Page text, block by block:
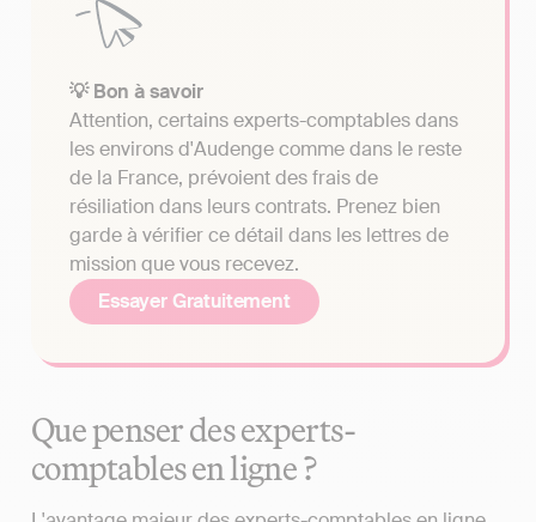
💡 Bon à savoir
Attention, certains experts-comptables dans
les environs d'Audenge comme dans le reste
de la France, prévoient des frais de
résiliation dans leurs contrats. Prenez bien
garde à vérifier ce détail dans les lettres de
mission que vous recevez.
Essayer Gratuitement
Que penser des experts-
comptables en ligne ?